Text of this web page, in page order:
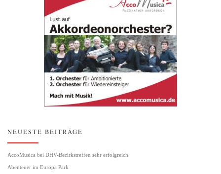
NEUESTE BEITRÄGE
AccoMusica bei DHV-Bezirkstreffen sehr erfolgreich
Abenteuer im Europa Park